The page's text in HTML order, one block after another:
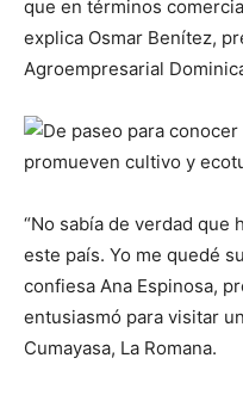
que en términos
explica Osmar Benítez,
Agroempresarial
“No sabía de verdad que
este país. Yo me quedé
confiesa Ana Espinosa,
entusiasmó para visitar
Cumayasa, La Romana.